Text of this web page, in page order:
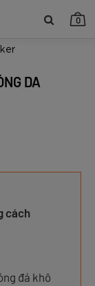
0
DA
cách
đá khô